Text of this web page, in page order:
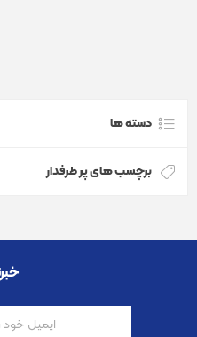
دسته ها
برچسب های پر طرفدار